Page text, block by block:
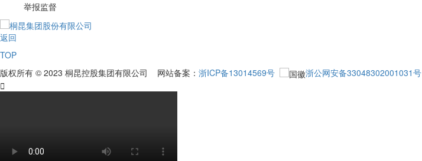
举报监督
返回
TOP
版权所有 © 2023 桐昆控股集团有限公司 网站备案： 浙ICP备13014569号
浙公网安备33048302001031号
